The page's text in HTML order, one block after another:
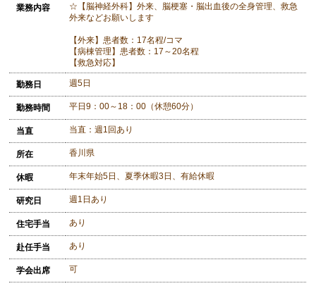
業務内容
☆【脳神経外科】外来、脳梗塞・脳出血後の全身管理、救急
外来などお願いします
【外来】患者数：17名程/コマ
【病棟管理】患者数：17～20名程
【救急対応】
勤務日 週5日
勤務時間 平日9：00～18：00（休憩60分）
当直 当直：週1回あり
所在 香川県
休暇 年末年始5日、夏季休暇3日、有給休暇
研究日 週1日あり
住宅手当 あり
赴任手当 あり
学会出席 可